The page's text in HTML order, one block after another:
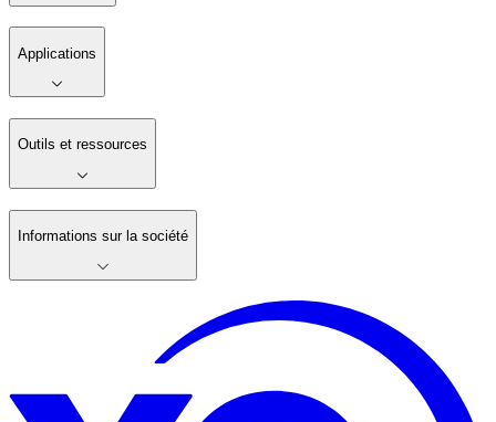
Applications
Outils et ressources
Informations sur la société